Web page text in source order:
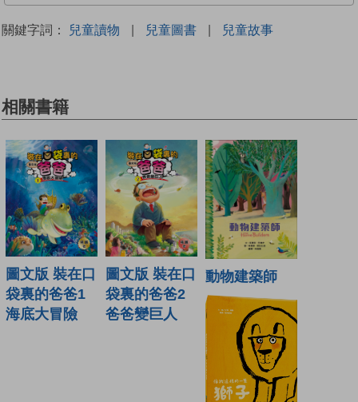
關鍵字詞： 兒童讀物 | 兒童圖書 | 兒童故事
相關書籍
圖文版 裝在口
袋裏的爸爸1
海底大冒險
圖文版 裝在口
袋裏的爸爸2
爸爸變巨人
動物建築師